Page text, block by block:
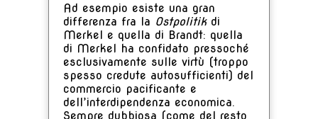
Ad esempio esiste una gran
differenza fra la Ostpolitikdi
Merkel e quella di Brandt: quella
di Merkel ha confidato pressoché
esclusivamente sulle virtù (troppo
spesso credute autosufficienti) del
commercio pacificante e
dell’interdipendenza economica.
Sempre dubbiosa (come del resto